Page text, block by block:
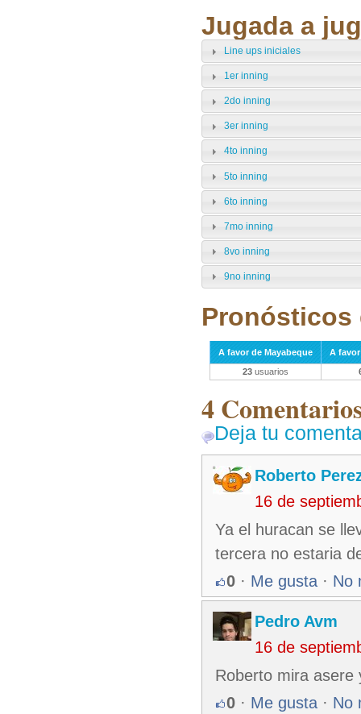
Jugada a
Line ups iniciales
1er inning
2do inning
3er inning
4to inning
5to inning
6to inning
7mo inning
8vo inning
9no inning
Pronósticos
A favor de Mayabeque
A
23 usuarios
4
Deja tu
Roberto
16 de
Ya el huracan se
tercera no estaria
0 · Me gusta · No
Pedro Avm
16 de
Roberto mira asere
0 · Me gusta · No